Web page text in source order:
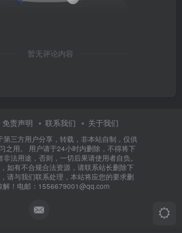
暂无评论内容
免责声明 联系我们 关于我们
第三方用户分享，转载，非本站自制，仅供
之用。 用户请于24小时内删除，不得将下
法用途，否则，一切后果请使用者自负。
如有不合规合法资源，请联系站长删除下
请与我们联系处理，本站将应您的要求删
解！电邮：1556679001@qq.com